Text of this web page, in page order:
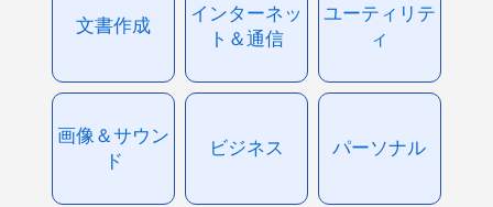
文書作成
インターネッ
ト＆通信
ユーティリテ
ィ
画像＆サウン
ド
ビジネス パーソナル